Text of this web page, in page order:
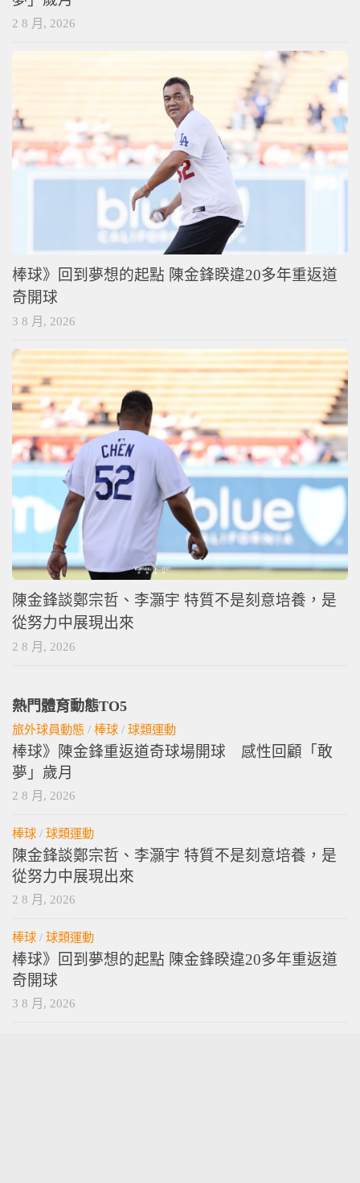
2 8 月, 2026
棒球》回到夢想的起點 陳金鋒睽違20多年重返道
奇開球
3 8 月, 2026
陳金鋒談鄭宗哲、李灝宇 特質不是刻意培養，是
從努力中展現出來
2 8 月, 2026
熱門體育動態TO5
旅外球員動態 / 棒球 / 球類運動
棒球》陳金鋒重返道奇球場開球 感性回顧「敢
夢」歲月
2 8 月, 2026
棒球 / 球類運動
陳金鋒談鄭宗哲、李灝宇 特質不是刻意培養，是
從努力中展現出來
2 8 月, 2026
棒球 / 球類運動
棒球》回到夢想的起點 陳金鋒睽違20多年重返道
奇開球
3 8 月, 2026